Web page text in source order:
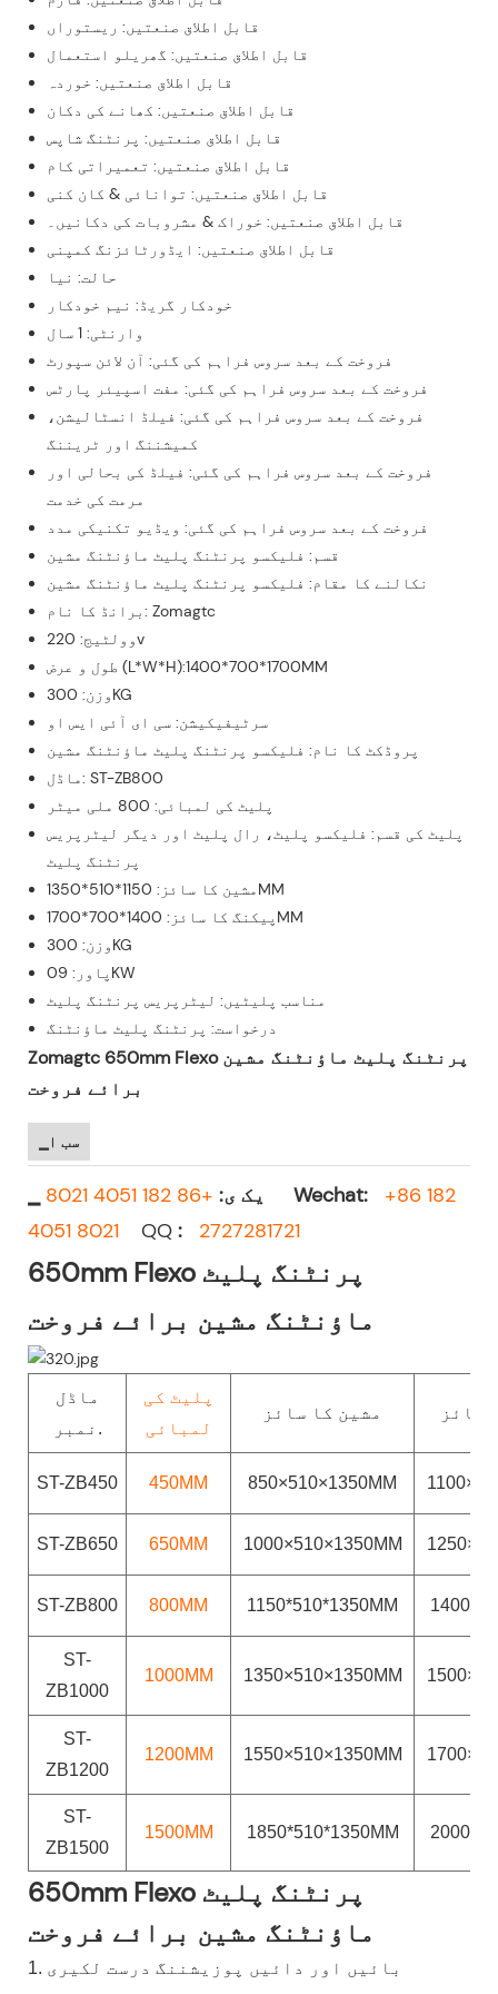
قابل اطلاق صنعتیں: ریستوراں
قابل اطلاق صنعتیں: گھریلو استعمال
قابل اطلاق صنعتیں: خوردہ
قابل اطلاق صنعتیں: کھانے کی دکان
قابل اطلاق صنعتیں: پرنٹنگ شاپس
قابل اطلاق صنعتیں: توانائی & کان کنی
قابل اطلاق صنعتیں: خوراک & مشروبات کی دکانیں۔
قابل اطلاق صنعتیں: ایڈورٹائزنگ کمپنی
حالت: نیا
خودکار گریڈ: نیم خودکار
وارنٹی: 1 سال
فروخت کے بعد سروس فراہم کی گئی: آن لائن سپورٹ
فروخت کے بعد سروس فراہم کی گئی: مفت اسپیئر پارٹس
فروخت کے بعد سروس فراہم کی گئی: فیلڈ انسٹالیشن،
کمیشننگ اور ٹریننگ
فروخت کے بعد سروس فراہم کی گئی: فیلڈ کی بحالی اور
مرمت کی خدمت
فروخت کے بعد سروس فراہم کی گئی: ویڈیو تکنیکی مدد
قسم: فلیکسو پرنٹنگ پلیٹ ماؤنٹنگ مشین
نکالنے کا مقام: فلیکسو پرنٹنگ پلیٹ ماؤنٹنگ مشین
برانڈ کا نام: Zomagtc
وولٹیج: 220v
طول و عرض (L*W*H):1400*700*1700MM
وزن: 300KG
سرٹیفیکیشن: سی ای آئی ایس او
پروڈکٹ کا نام: فلیکسو پرنٹنگ پلیٹ ماؤنٹنگ مشین
ماڈل: ST-ZB800
پلیٹ کی لمبائی: 800 ملی میٹر
پلیٹ کی قسم: فلیکسو پلیٹ، رال پلیٹ اور دیگر لیٹرپریس
پرنٹنگ پلیٹ
مشین کا سائز: 1150*510*1350MM
پیکنگ کا سائز: 1400*700*1700MM
وزن: 300KG
پاور: 09KW
مناسب پلیٹیں: لیٹرپریس پرنٹنگ پلیٹ
درخواست: پرنٹنگ پلیٹ ماؤنٹنگ
Zomagtc 650mm Flexo پرنٹنگ پلیٹ ماؤنٹنگ مشین
برائے فروخت
▁سب ا
▁ یک ی: Wechat:
+86 182
4051 8021
QQ : 2727281721
650mm Flexo پرنٹنگ پلیٹ
ماؤنٹنگ مشین برائے فروخت
ماڈل
نمبر.
پلیٹ کی
لمبائی
مشین کا سائز سائز
ST-ZB450 450MM 850×510×1350MM
ST-ZB650 650MM 1000×510×1350MM
ST-ZB800 800MM 1150*510*1350MM
ST-
ZB1000
1000MM 1350×510×1350MM
ST-
ZB1200
1200MM 1550×510×1350MM
ST-
ZB1500
1500MM 1850*510*1350MM
650mm Flexo پرنٹنگ پلیٹ
ماؤنٹنگ مشین برائے فروخت
1. بائیں اور دائیں پوزیشننگ درست لکیری